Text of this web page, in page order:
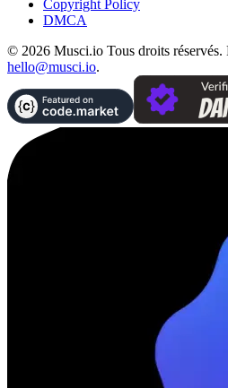
Copyright Policy
DMCA
© 2026 Musci.io Tous droits réservés.
hello@musci.io.